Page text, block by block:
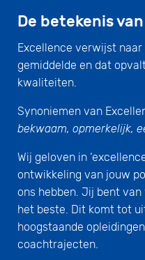
De betekenis
Excellence verwijst
gemiddelde en dat
kwaliteiten.
Synoniemen van
bekwaam, opmerkelijk,
Wij geloven in
ontwikkeling van jouw
ons hebben. Jij bent
het beste. Dit komt tot
hoogstaande
coachtrajecten.